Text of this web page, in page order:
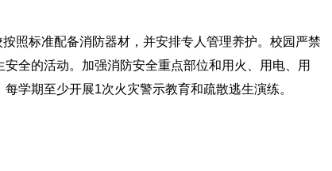
标准配备消防器材，并安排专人管理养护。校园严禁
全的活动。加强消防安全重点部位和用火、用电、用
学期至少开展1次火灾警示教育和疏散逃生演练。